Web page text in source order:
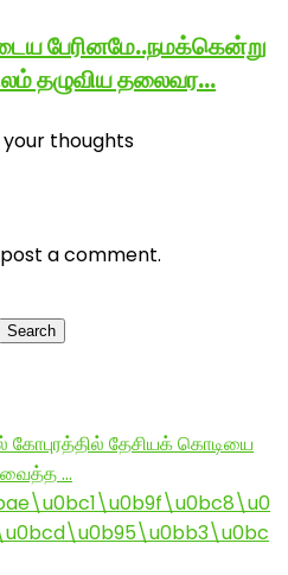
பேரினமே..நமக்கென்று
தழுவிய தலைவர…
thoughts
a comment.
Search
தேசியக் கொடியை
வைத்த …